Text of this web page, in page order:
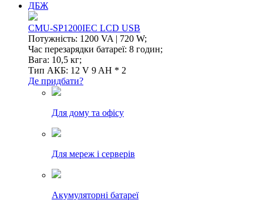
ДБЖ
CMU-SP1200IEC LCD USB
Потужність: 1200 VA | 720 W;
Час перезарядки батареї: 8 годин;
Вага: 10,5 кг;
Тип АКБ: 12 V 9 AH * 2
Де придбати?
Для дому та офісу
Для мереж і серверів
Акумуляторні батареї